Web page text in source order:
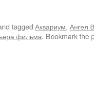
tagged Аквариум, Ангел
фильма. Bookmark the